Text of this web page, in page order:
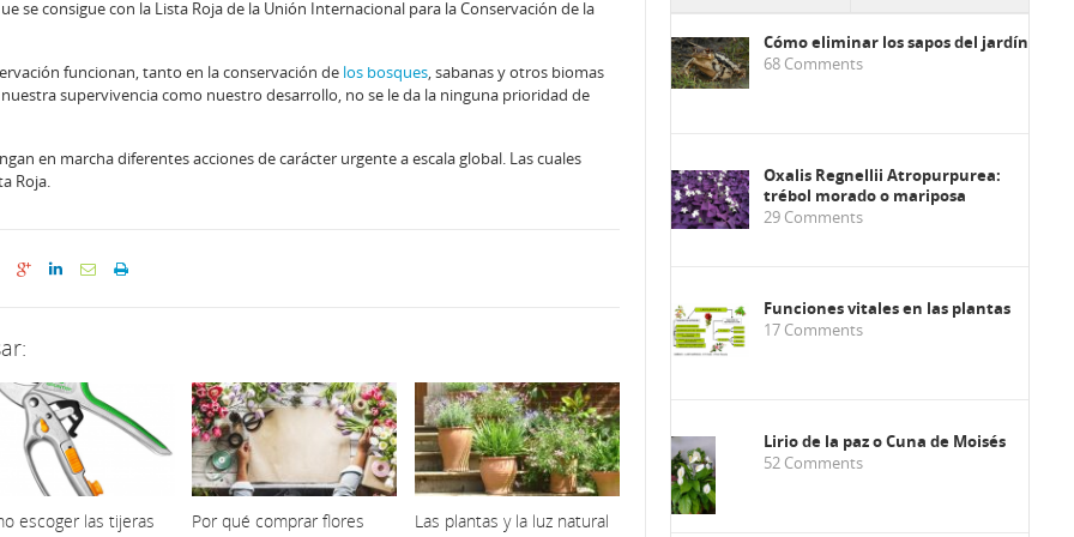
se consigue con la Lista Roja de la Unión Internacional para la Conservación de la
funcionan, tanto en la conservación de los bosques , sabanas y otros biomas
supervivencia como nuestro desarrollo, no se le da la ninguna prioridad de
en marcha diferentes acciones de carácter urgente a escala global. Las cuales
Roja.
escoger las tijeras
Por qué comprar flores
Las plantas y la luz natural
Cómo eliminar los sapos del jardín
68 Comments
Oxalis Regnellii Atropurpurea:
trébol morado o mariposa
29 Comments
Funciones vitales en las plantas
17 Comments
Lirio de la paz o Cuna de Moisés
52 Comments